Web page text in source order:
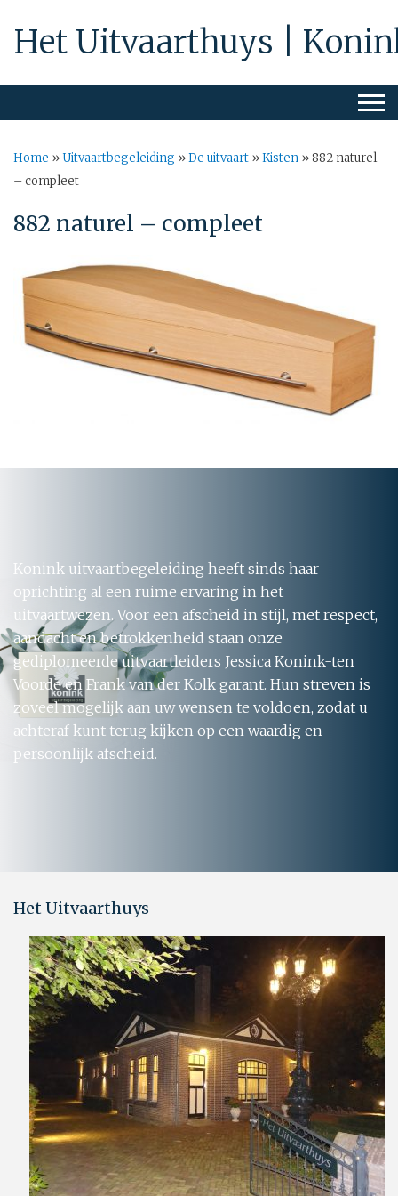
Het Uitvaarthuys |
Home »Uitvaartbegeleiding »De uitvaart »Kisten »882 naturel
– compleet
882 naturel – compleet
Konink uitvaartbegeleiding heeft sinds haar
oprichting al een ruime ervaring in het
uitvaartwezen. Voor een afscheid in stijl, met respect,
aandacht en betrokkenheid staan onze
gediplomeerde uitvaartleiders Jessica Konink-ten
Voorde en Frank van der Kolk garant. Hun streven is
zoveel mogelijk aan uw wensen te voldoen, zodat u
achteraf kunt terug kijken op een waardig en
persoonlijk afscheid.
Het Uitvaarthuys